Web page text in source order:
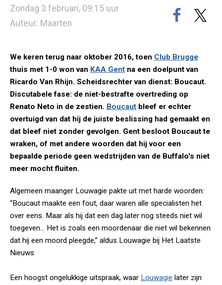
Zondag 3 februari, 09:15 uur
Auteur: Maarten
We keren terug naar oktober 2016, toen Club Brugge
thuis met 1-0 won van KAA Gent na een doelpunt van
Ricardo Van Rhijn. Scheidsrechter van dienst: Boucaut.
Discutabele fase: de niet-bestrafte overtreding op
Renato Neto in de zestien. Boucaut bleef er echter
overtuigd van dat hij de juiste beslissing had gemaakt en
dat bleef niet zonder gevolgen. Gent besloot Boucaut te
wraken, of met andere woorden dat hij voor een
bepaalde periode geen wedstrijden van de Buffalo's niet
meer mocht fluiten.
Algemeen maanger Louwagie pakte uit met harde woorden:
“Boucaut maakte een fout, daar waren alle specialisten het
over eens. Maar als hij dat een dag later nog steeds niet wil
toegeven... Het is zoals een moordenaar die niet wil bekennen
dat hij een moord pleegde,” aldus Louwagie bij Het Laatste
Nieuws
Een hoogst ongelukkige uitspraak, waar Louwagie later zijn